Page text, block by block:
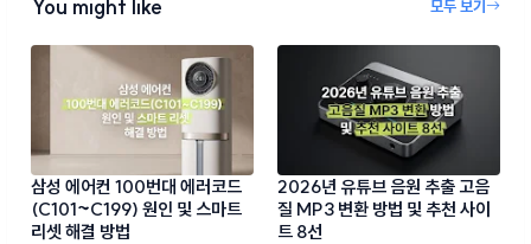
You might like 모두 보기
삼성 에어컨 100번대 에러코드
(C101~C199) 원인 및 스마트
리셋 해결 방법
2026년 유튜브 음원 추출 고음
질 MP3 변환 방법 및 추천 사이
트 8선